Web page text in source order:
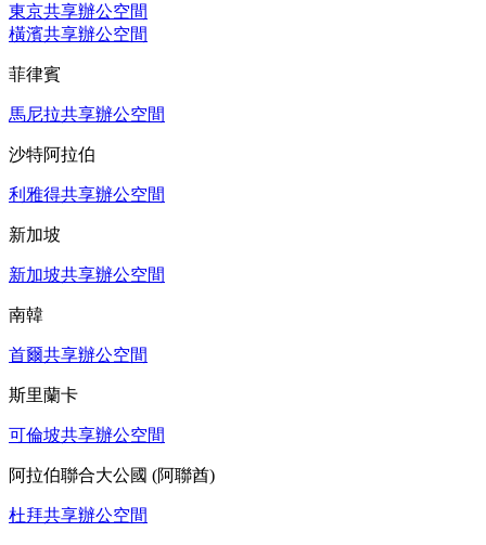
東京共享辦公空間
橫濱共享辦公空間
菲律賓
馬尼拉共享辦公空間
沙特阿拉伯
利雅得共享辦公空間
新加坡
新加坡共享辦公空間
南韓
首爾共享辦公空間
斯里蘭卡
可倫坡共享辦公空間
阿拉伯聯合大公國 (阿聯酋)
杜拜共享辦公空間